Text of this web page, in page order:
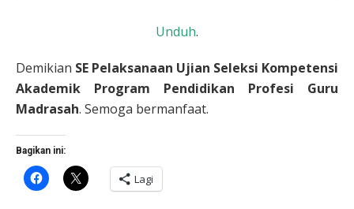
Unduh.
Demikian SE Pelaksanaan Ujian Seleksi Kompetensi
Akademik Program Pendidikan Profesi Guru
Madrasah. Semoga bermanfaat.
Bagikan ini:
Klik
untuk
Klik
untuk
berbagi
Lagi